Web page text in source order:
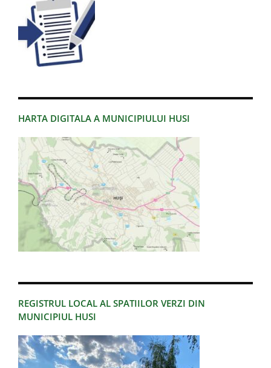
HARTA DIGITALA A MUNICIPIULUI HUSI
REGISTRUL LOCAL AL SPATIILOR VERZI DIN
MUNICIPIUL HUSI